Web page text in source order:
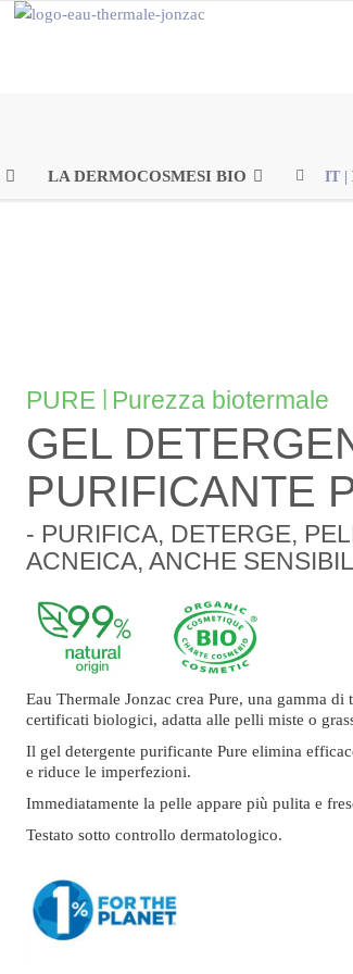
LA DERMOCOSMESI BIO IT
PURE Purezza biotermale
GEL
PURIFICANTE
- PURIFICA, DETERGE,
ACNEICA, ANCHE
Eau Thermale Jonzac crea Pure, una gamma
certificati biologici, adatta alle pelli miste o
Il gel detergente purificante Pure elimina
e riduce le imperfezioni.
Immediatamente la pelle appare più pulita e
Testato sotto controllo dermatologico.